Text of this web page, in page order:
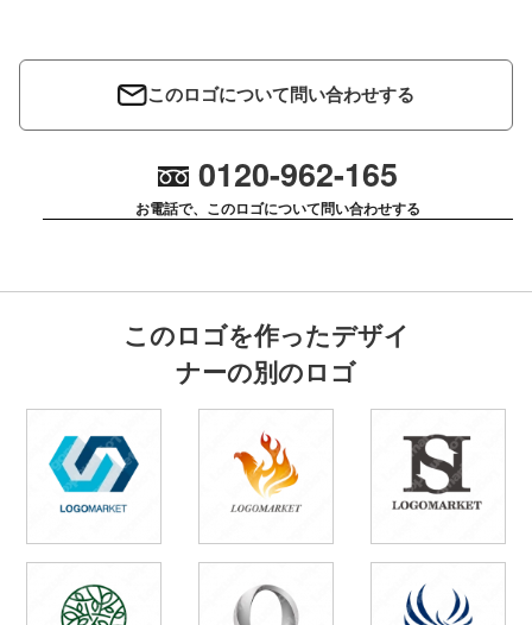
このロゴについて問い合わせする
0120-962-165
お電話で、このロゴについて問い合わせする
このロゴを作ったデザイ
ナーの別のロゴ